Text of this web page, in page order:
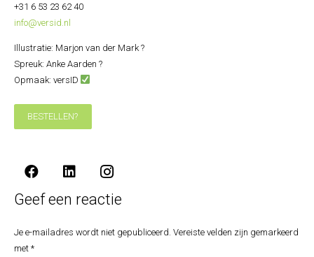
+31 6 53 23 62 40
info@versid.nl
Illustratie: Marjon van der Mark ?⁣
Spreuk: Anke Aarden ?⁣
Opmaak: versID
BESTELLEN?
Geef een reactie
Je e-mailadres wordt niet gepubliceerd. Vereiste velden zijn gemarkeerd
met *